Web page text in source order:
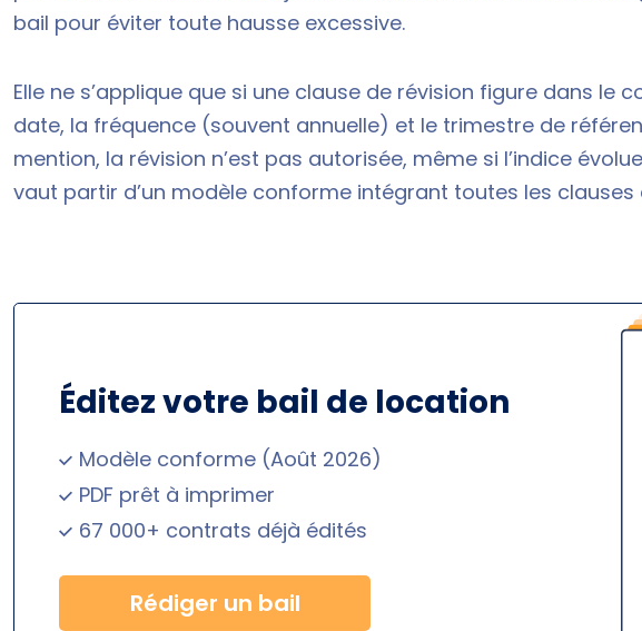
bail pour éviter toute hausse excessive.
Elle ne s’applique que si une clause de révision figure dans le
date, la fréquence (souvent annuelle) et le trimestre de
mention, la révision n’est pas autorisée, même si l’indice
vaut partir d’un modèle conforme intégrant toutes les clauses
Éditez votre bail de location
Modèle conforme (Août 2026)
PDF prêt à imprimer
67 000+ contrats déjà édités
Rédiger un bail